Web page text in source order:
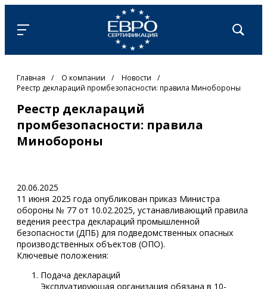
Главная / О компании / Новости
/
Реестр деклараций промбезопасности: правила Минобороны
Реестр деклараций
промбезопасности: правила
Минобороны
20.06.2025
11 июня 2025 года опубликован приказ Министра
обороны № 77 от 10.02.2025, устанавливающий правила
ведения реестра деклараций промышленной
безопасности (ДПБ) для подведомственных опасных
производственных объектов (ОПО).
Ключевые положения:
Подача деклараций
Эксплуатирующая организация обязана в 10-